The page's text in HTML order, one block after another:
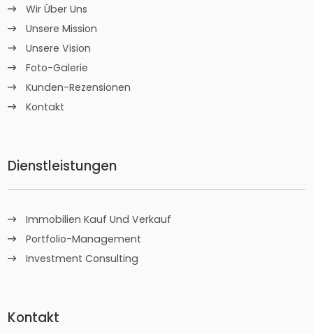
Wir Über Uns
Unsere Mission
Unsere Vision
Foto-Galerie
Kunden-Rezensionen
Kontakt
Dienstleistungen
Immobilien Kauf Und Verkauf
Portfolio-Management
Investment Consulting
Kontakt